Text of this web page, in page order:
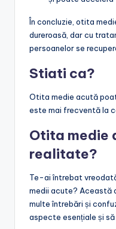
În concluzie, otita
dureroasă, dar cu
persoanelor se
Stiati ca?
Otita medie acută
este mai frecventă la
Otita medie
realitate?
Te-ai întrebat
medii acute? Această
multe întrebări și
aspecte esențiale și